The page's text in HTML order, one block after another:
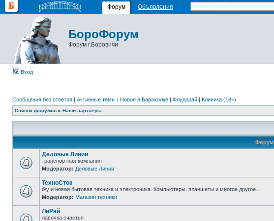
Форум Объявления
БороФорум
Форум г.Боровичи
Вход
Сообщения без ответов | Активные темы | Новое в Барахолке | Флудорай | Клиника (18+)
Список форумов » Наши партнёры
Форум
Деловые Линии
транспортная компания
Модератор: Деловые Линии
ТехноСток
б/у и новая бытовая техника и электроника. Компьютеры, планшеты и многое другое...
Модератор: Магазин техники
ЛиРай
лавочка счастья